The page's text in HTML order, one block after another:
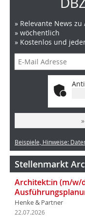
» Relevante News
» wöchentlich
» Kostenlos und
Beispiele, Hinweise:
Stellenmarkt
Architekt:in (m/w/
Henke & Partner
22.07.2026